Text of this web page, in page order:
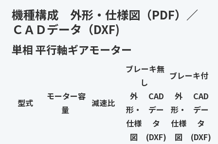
機種構成 外形・仕様図（PDF）／
ＣＡＤデータ（DXF)
単相 平行軸ギアモーター
型式
モーター容
量
減速比
ブレーキ無
し
ブレーキ付
外
形・
仕様
図
CAD
デー
タ
(DXF)
外
形・
仕様
図
CAD
デー
タ
(DXF)